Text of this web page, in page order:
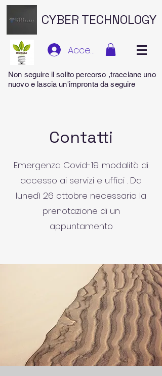
CYBER TECHNOLOGY
Accedi
Non seguire il solito percorso ,tracciane uno
nuovo e lascia un'impronta da seguire
Contatti
Emergenza Covid-19: modalità di
accesso ai servizi e uffici . Da
lunedì 26 ottobre necessaria la
prenotazione di un
appuntamento